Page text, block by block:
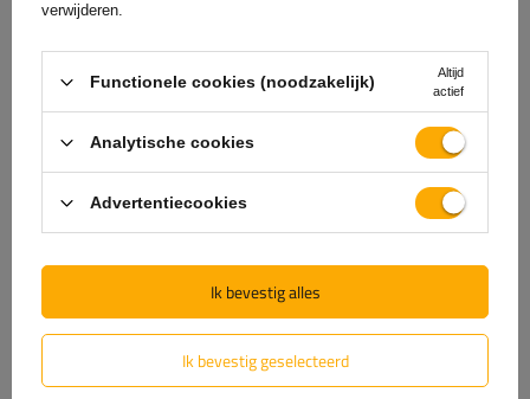
De officiële webshop van
de fabrikant
GARANTIE OP KWALITEIT EN AUTHENTICITEIT
koopt, kiest u ervoor om
rechtstreeks bij de fabrikant te kopen. U bent er
100% zeker van dat het product origineel is en dat
de transactie volledig veilig is. Wij ontwerpen en
bouwen onze aanhangwagens zelf, daarom bieden
wij u volledige technische ondersteuning en
constante toegang tot originele reserveonderdelen.
Kies voor beproefde oplossingen van de marktleider.
verwijderen.
Functionele cookies (noodzakelijk)
Altijd
actief
Analytische cookies
Advertentiecookies
Ik bevestig geselecteerd
Ik bevestig alles